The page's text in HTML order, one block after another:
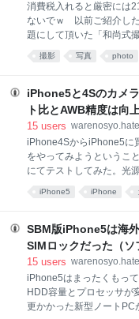
学の研究室で生まれた商
けての開発費リスクをク
て抑えて商品化する、と
ある。 イーテルミンの
消費税入れると厳密には
ないでｗ 以前ご紹介し
題にして頂いた「和尚式
100均アイテムを2点追加
した美しい静物写真が撮
を。上部照明（トップラ
トムライト）が1灯、合
トバランス取れてねーよ
ず下部に影が出るもの。
やるとこんな写真が撮れ
策をしなかったらどうな
較写真を作ってみたので
めてはいるのだが
撮影 写真 photo
iPhone5と4Sのカメ
ト比とAWB精度は向
ズムを超えろ！
15 users
iPhone4SからiPhone5に
をやってみようというこ
にてテストしてみた。光
射して撮影している。手
はiOS5、5はiOS6を使っ
ONiPhone4S HDR-ON
iPhone4Sはかなり派手な
る。対するiPhone5は大
HDR効いてる？ と疑っ
いのある部分なのでどっ
iPhone5 iPhone
SBM版iPhone5は海
SIMロックだった（
を超えろ！
15 users
iPhone5はまったくもっ
HDD容量とプロセッサが
更かかった新型ノートPC